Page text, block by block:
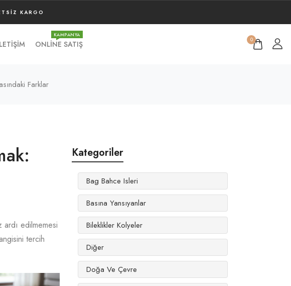
KARGO
ONLINE SATIŞ
KAMPANYA
0
Farklar
edilmemesi
tercih
Kategoriler
Bag Bahce Isleri
Basına Yansıyanlar
Bileklikler Kolyeler
Diğer
Doğa Ve Çevre